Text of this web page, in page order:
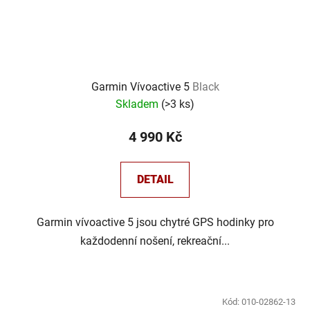
Garmin Vívoactive 5 Black
Skladem (>3 ks)
4 990 Kč
DETAIL
Garmin vívoactive 5 jsou chytré GPS hodinky pro
každodenní nošení, rekreační...
Kód: 010-02862-13